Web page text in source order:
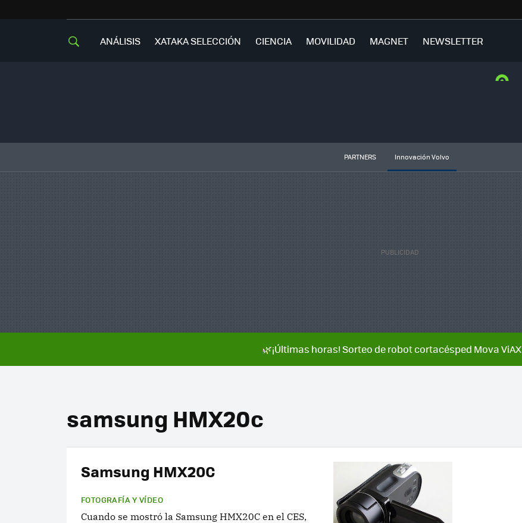
ANÁLISIS XATAKA SELECCIÓN CIENCIA MOVILIDAD MAGNET NEWSLETTER
PARTNERS Innovación Volvo
🌿¡Últimas horas! Sorteo de robot cortacésped Mova ViAX
samsung HMX20c
Samsung HMX20C
FOTOGRAFÍA Y VÍDEO
Cuando se mostró la Samsung HMX20C en el CES,